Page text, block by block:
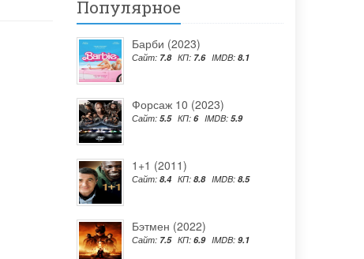
Популярное
Барби (2023)
Сайт: 7.8 КП: 7.6 IMDB: 8.1
Форсаж 10 (2023)
Сайт: 5.5 КП: 6 IMDB: 5.9
1+1 (2011)
Сайт: 8.4 КП: 8.8 IMDB: 8.5
Бэтмен (2022)
Сайт: 7.5 КП: 6.9 IMDB: 9.1